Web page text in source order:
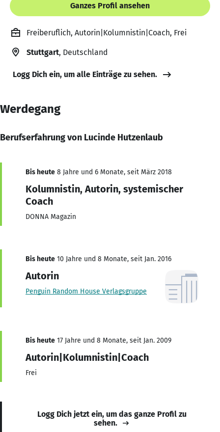
Ganzes Profil ansehen
Freiberuflich, Autorin|Kolumnistin|Coach, Frei
Stuttgart, Deutschland
Logg Dich ein, um alle Einträge zu sehen.
Werdegang
Berufserfahrung von Lucinde Hutzenlaub
Bis heute 8 Jahre und 6 Monate, seit März 2018
Kolumnistin, Autorin, systemischer
Coach
DONNA Magazin
Bis heute 10 Jahre und 8 Monate, seit Jan. 2016
Autorin
Penguin Random House Verlagsgruppe
Bis heute 17 Jahre und 8 Monate, seit Jan. 2009
Autorin|Kolumnistin|Coach
Frei
Logg Dich jetzt ein, um das ganze Profil zu
sehen.